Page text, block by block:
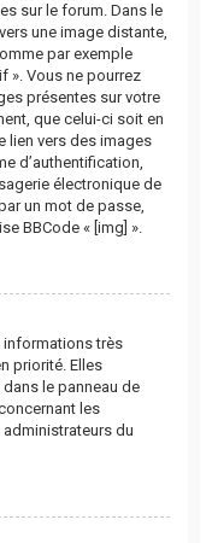
sur le forum. Dans le
une image distante,
par exemple
». Vous ne pourrez
présentes sur votre
que celui-ci soit en
lien vers des images
d’authentification,
électronique de
un mot de passe,
BBCode « [img] ».
informations très
priorité. Elles
le panneau de
les
du